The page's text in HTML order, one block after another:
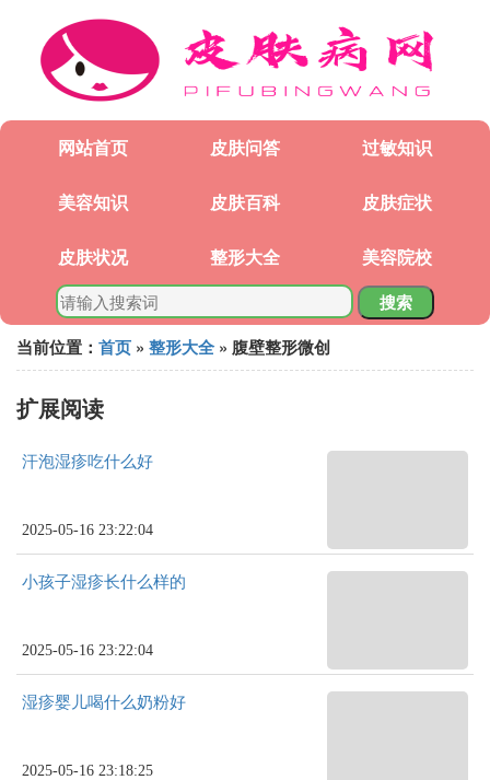
网站首页 皮肤问答 过敏知识
美容知识 皮肤百科 皮肤症状
皮肤状况 整形大全 美容院校
搜索
当前位置： 首页 » 整形大全» 腹壁整形微创
扩展阅读
汗泡湿疹吃什么好
2025-05-16 23:22:04
小孩子湿疹长什么样的
2025-05-16 23:22:04
湿疹婴儿喝什么奶粉好
2025-05-16 23:18:25